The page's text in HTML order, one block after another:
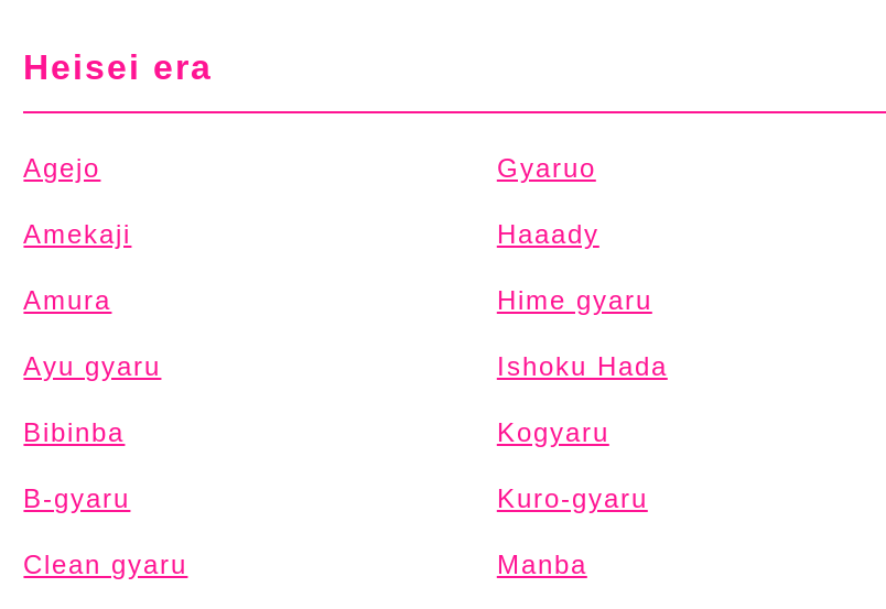
Heisei era
Agejo
Amekaji
Amura
Ayu gyaru
Bibinba
B-gyaru
Clean gyaru
Gyaruo
Haaady
Hime gyaru
Ishoku Hada
Kogyaru
Kuro-gyaru
Manba